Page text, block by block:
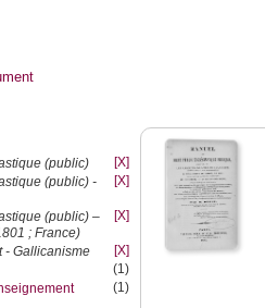
(public)
[X]
(public) -
[X]
(public) –
; France)
[X]
- Gallicanisme
[X]
(1)
(1)